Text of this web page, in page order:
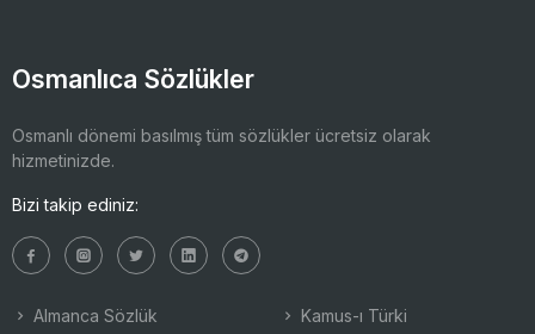
Osmanlıca Sözlükler
Osmanlı dönemi basılmış tüm sözlükler ücretsiz olarak
hizmetinizde.
Bizi takip ediniz:
Almanca Sözlük Kamus-ı Türki